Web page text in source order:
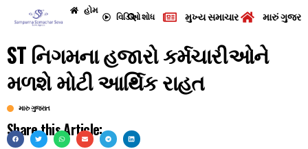
હોમ
વિડિઓશોધ મુખ્ય સમાચાર મારું
ST નિગમના હજારો કર્મચારીઓને
મળશે મોટી આર્થિક રાહત
મારુ ગુજરાત
Share this Article: